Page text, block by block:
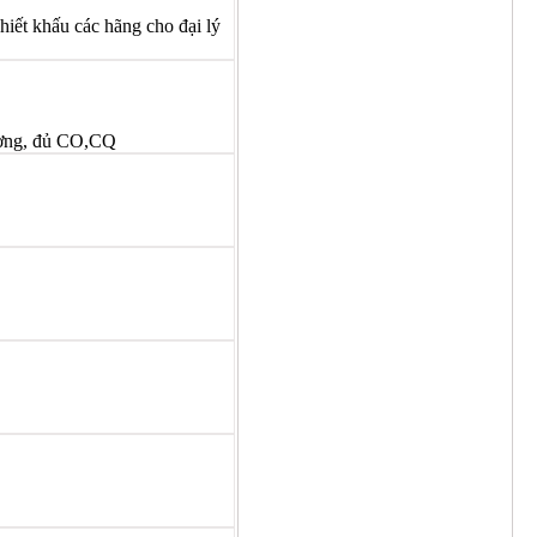
khấu các hãng cho đại lý
đủ CO,CQ